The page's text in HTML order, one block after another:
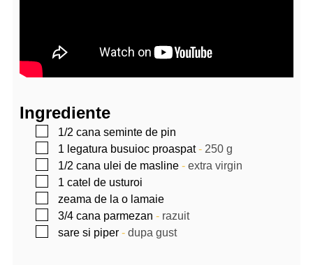
Ingrediente
▢
1/2 cana seminte de pin
▢
1 legatura busuioc proaspat- 250 g
▢
1/2 cana ulei de masline- extra virgin
▢
1 catel de usturoi
▢
zeama de la o lamaie
▢
3/4 cana parmezan - razuit
▢
sare si piper- dupa gust